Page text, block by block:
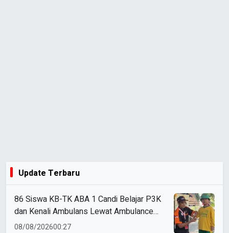
Update Terbaru
86 Siswa KB-TK ABA 1 Candi Belajar P3K
dan Kenali Ambulans Lewat Ambulance
Goes to Schools
08/08/202600:27